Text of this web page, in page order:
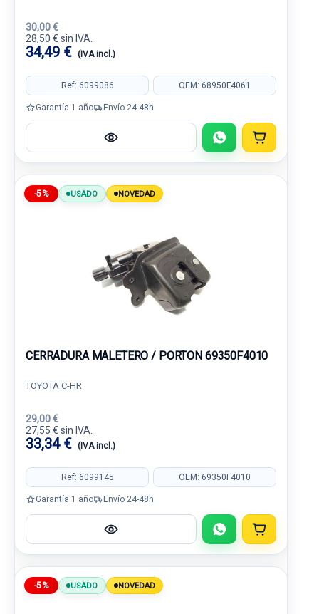
30,00 €
28,50 € sin IVA.
34,49 € (IVA incl.)
Ref: 6099086 OEM: 68950F4061
Garantía 1 año Envío 24-48h
-5% USADO NOVEDAD
CERRADURA MALETERO / PORTON 69350F4010
TOYOTA C-HR
29,00 €
27,55 € sin IVA.
33,34 € (IVA incl.)
Ref: 6099145 OEM: 69350F4010
Garantía 1 año Envío 24-48h
-5% USADO NOVEDAD